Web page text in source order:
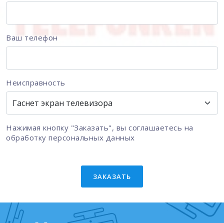
Ваш телефон
Неисправность
Нажимая кнопку "Заказать", вы соглашаетесь на
обработку персональных данных
ЗАКАЗАТЬ